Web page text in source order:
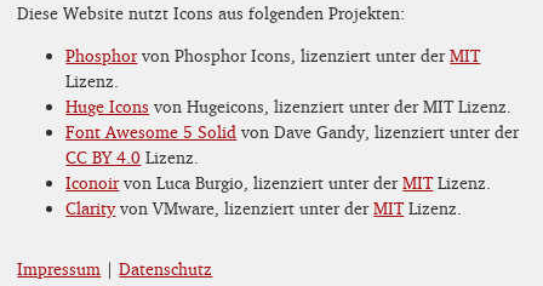
Diese Website nutzt Icons aus folgenden Projekten:
Phosphorvon Phosphor Icons, lizenziert unter derMIT
Lizenz.
Huge Icons von Hugeicons, lizenziert unter der MIT Lizenz.
Font Awesome 5 Solid von Dave Gandy, lizenziert unter der
CC BY 4.0 Lizenz.
Iconoirvon Luca Burgio, lizenziert unter derMITLizenz.
Clarityvon VMware, lizenziert unter derMITLizenz.
Impressum |Datenschutz